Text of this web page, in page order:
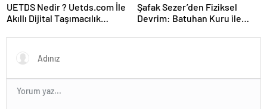
UETDS Nedir ? Uetds.com İle
Akıllı Dijital Taşımacılık
Şafak Sezer’den Fiziksel
Devrim: Batuhan Kuru ile